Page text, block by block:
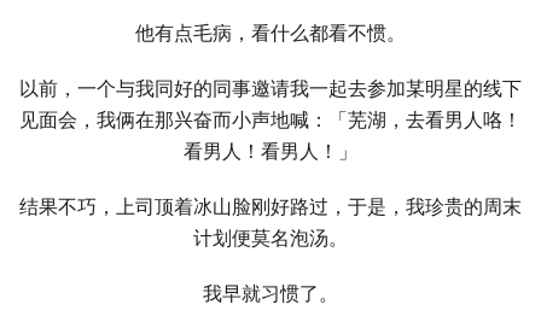
他有点毛病，看什么都看不惯。
以前，⼀个与我同好的同事邀请我⼀起去参加某明星的线下
见面会，我俩在那兴奋而小声地喊：「芜湖，去看男⼈咯！
看男⼈！看男⼈！」
结果不巧，上司顶着冰山脸刚好路过，于是，我珍贵的周末
计划便莫名泡汤。
我早就习惯了。